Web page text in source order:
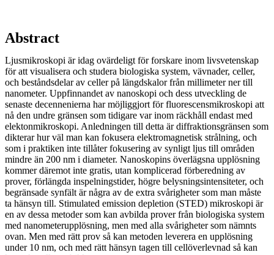
Abstract
Ljusmikroskopi är idag ovärdeligt för forskare inom livsvetenskap
för att visualisera och studera biologiska system, vävnader, celler,
och beståndsdelar av celler på längdskalor från millimeter ner till
nanometer. Uppfinnandet av nanoskopi och dess utveckling de
senaste decennenierna har möjliggjort för fluorescensmikroskopi att
nå den undre gränsen som tidigare var inom räckhåll endast med
elektonmikroskopi. Anledningen till detta är diffraktionsgränsen som
dikterar hur väl man kan fokusera elektromagnetisk strålning, och
som i praktiken inte tillåter fokusering av synligt ljus till områden
mindre än 200 nm i diameter. Nanoskopins överlägsna upplösning
kommer däremot inte gratis, utan komplicerad förberedning av
prover, förlängda inspelningstider, högre belysningsintensiteter, och
begränsade synfält är några av de extra svårigheter som man måste
ta hänsyn till. Stimulated emission depletion (STED) mikroskopi är
en av dessa metoder som kan avbilda prover från biologiska system
med nanometerupplösning, men med alla svårigheter som nämnts
ovan. Men med rätt prov så kan metoden leverera en upplösning
under 10 nm, och med rätt hänsyn tagen till cellöverlevnad så kan